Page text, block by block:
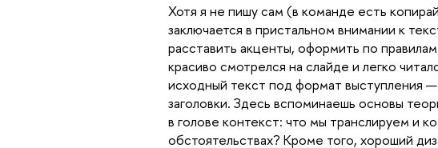
Хотя я не пишу сам (в команде есть
заключается в пристальном внимании к
расставить акценты, оформить по
красиво смотрелся на слайде и легко
исходный текст под формат выступления
заголовки. Здесь вспоминаешь основы
в голове контекст: что мы транслируем и
обстоятельствах? Кроме того, хороший